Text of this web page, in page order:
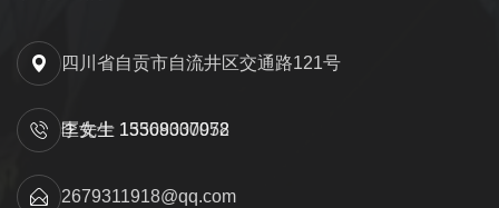
四川省自贡市自流井区交通路121号
匡先生 15309000052
李女士 13568337978
2679311918@qq.com